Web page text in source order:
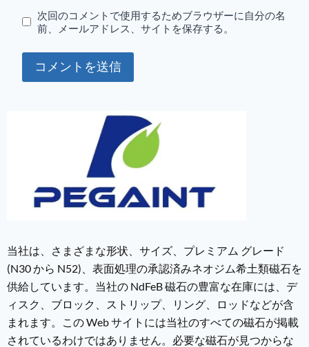
次回のコメントで使用するためブラウザーに自分の名
前、メールアドレス、サイトを保存する。
当社は、さまざまな形状、サイズ、プレミアム グレード
(N30 から N52)、表面処理の承認済みネオジム希土類磁石を
供給しています。当社の NdFeB 磁石の豊富な在庫には、デ
ィスク、ブロック、ストリップ、リング、ロッドなどが含
まれます。この Web サイトには当社のすべての磁石が掲載
されているわけではありません。必要な磁石が見つからな